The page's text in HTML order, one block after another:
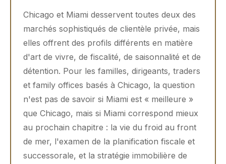
Chicago et Miami desservent toutes deux des
marchés sophistiqués de clientèle privée, mais
elles offrent des profils différents en matière
d'art de vivre, de fiscalité, de saisonnalité et de
détention. Pour les familles, dirigeants, traders
et family offices basés à Chicago, la question
n'est pas de savoir si Miami est « meilleure »
que Chicago, mais si Miami correspond mieux
au prochain chapitre : la vie du froid au front
de mer, l'examen de la planification fiscale et
successorale, et la stratégie immobilière de